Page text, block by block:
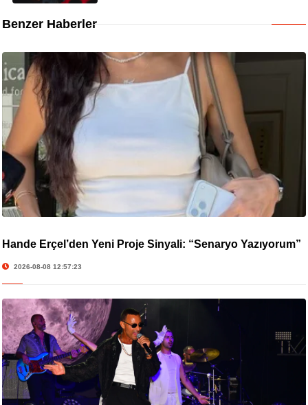
Benzer Haberler
Hande Erçel’den Yeni Proje Sinyali: “Senaryo Yazıyorum”
2026-08-08 12:57:23